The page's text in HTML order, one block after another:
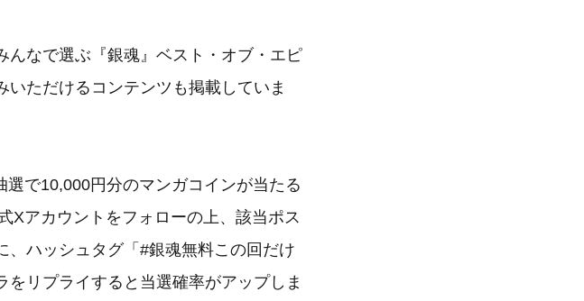
んなで選ぶ『銀魂』ベスト・オブ・エピ
ただけるコンテンツも掲載していま
で10,000円分のマンガコインが当たる
Xアカウントをフォローの上、該当ポス
、ハッシュタグ「#銀魂無料この回だけ
リプライすると当選確率がアップしま